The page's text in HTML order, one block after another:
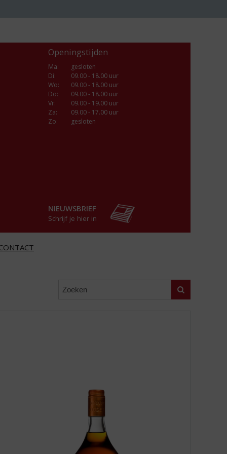
Openingstijden
Ma:
gesloten
Di:
09.00 - 18.00 uur
Wo:
09.00 - 18.00 uur
Do:
09.00 - 18.00 uur
Vr:
09.00 - 19.00 uur
Za:
09.00 - 17.00 uur
Zo:
gesloten
NIEUWSBRIEF
Schrijf je hier in
Zoeken